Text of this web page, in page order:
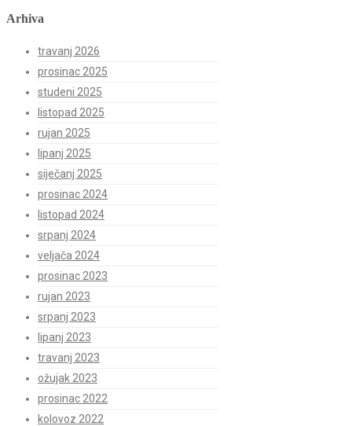
Arhiva
travanj 2026
prosinac 2025
studeni 2025
listopad 2025
rujan 2025
lipanj 2025
siječanj 2025
prosinac 2024
listopad 2024
srpanj 2024
veljača 2024
prosinac 2023
rujan 2023
srpanj 2023
lipanj 2023
travanj 2023
ožujak 2023
prosinac 2022
kolovoz 2022